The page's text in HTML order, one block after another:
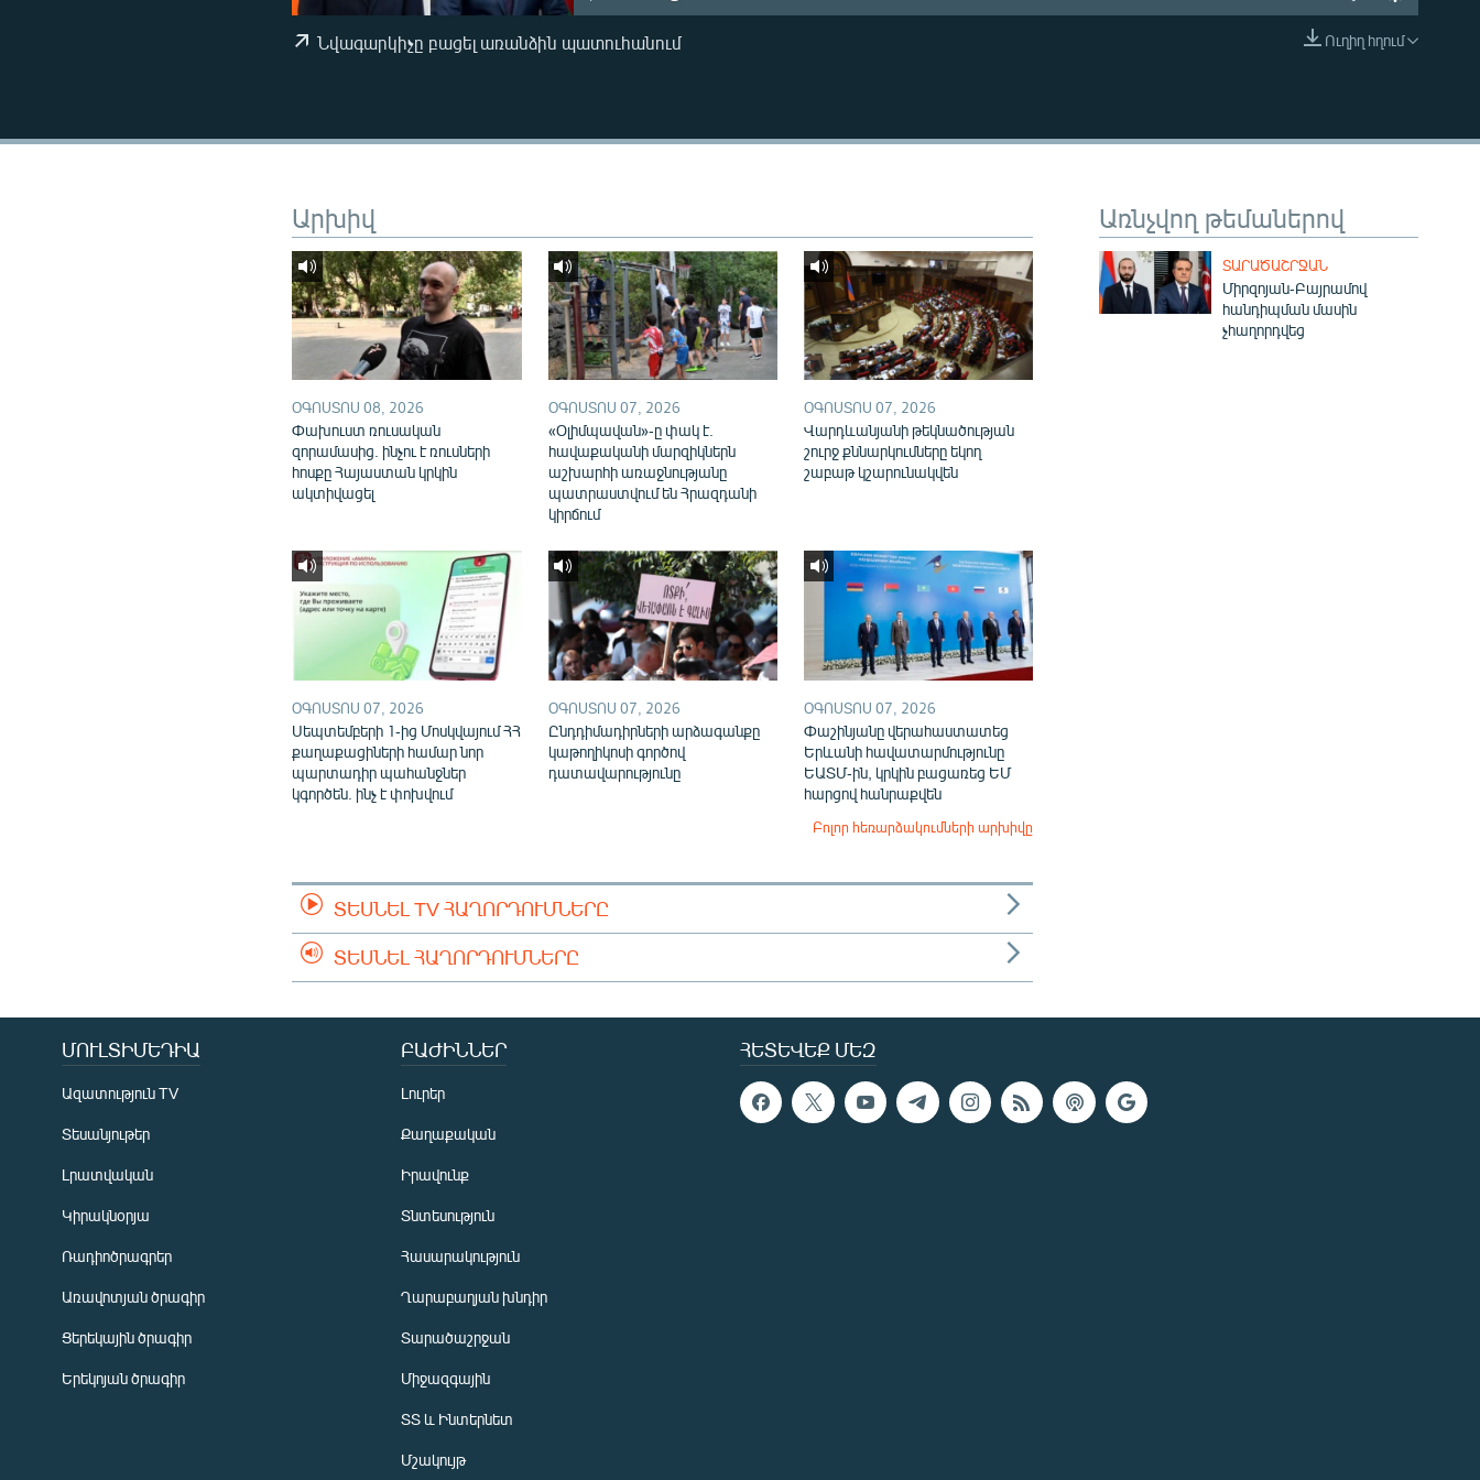
EMBED
Ուղիղ հղում
Նվագարկիչը բացել առանձին պատուհանում
Առնչվող թեմաներով
ՏԱՐԱԾԱՇՐՋԱՆ
Միրզոյան-Բայրամով
հանդիպման մասին
չհաղորդվեց
Արխիվ
ՕԳՈՍՏՈՍ 08, 2026
Փախուստ ռուսական
զորամասից. ինչու է ռուսների
հոսքը Հայաստան կրկին
ակտիվացել
ՕԳՈՍՏՈՍ 07, 2026
«Օլիմպավան»-ը փակ է.
հավաքականի մարզիկներն
աշխարհի առաջնությանը
պատրաստվում են Հրազդանի
կիրճում
ՕԳՈՍՏՈՍ 07, 2026
Վարդևանյանի թեկնածության
շուրջ քննարկումները եկող
շաբաթ կշարունակվեն
ՕԳՈՍՏՈՍ 07, 2026
Սեպտեմբերի 1-ից Մոսկվայում ՀՀ
քաղաքացիների համար նոր
պարտադիր պահանջներ
կգործեն. ինչ է փոխվում
ՕԳՈՍՏՈՍ 07, 2026
Ընդդիմադիրների արձագանքը
կաթողիկոսի գործով
դատավարությունը
ՕԳՈՍՏՈՍ 07, 2026
Փաշինյանը վերահաստատեց
Երևանի հավատարմությունը
ԵԱՏՄ-ին, կրկին բացառեց ԵՄ
հարցով հանրաքվեն
Բոլոր հեռարձակումների արխիվը
ՏԵՍՆԵԼ TV ՀԱՂՈՐԴՈՒՄՆԵՐԸ
ՏԵՍՆԵԼ ՀԱՂՈՐԴՈՒՄՆԵՐԸ
ՀԵՏԵՎԵՔ ՄԵԶ
ՄՈՒԼՏԻՄԵԴԻԱ
Ազատություն TV
Տեսանյութեր
Լրատվական
Կիրակնօրյա
Ռադիոծրագրեր
Առավոտյան ծրագիր
Ցերեկային ծրագիր
Երեկոյան ծրագիր
ԲԱԺԻՆՆԵՐ
Լուրեր
Քաղաքական
Իրավունք
Տնտեսություն
Հասարակություն
Ղարաբաղյան խնդիր
Տարածաշրջան
Միջազգային
ՏՏ և Ինտերնետ
Մշակույթ